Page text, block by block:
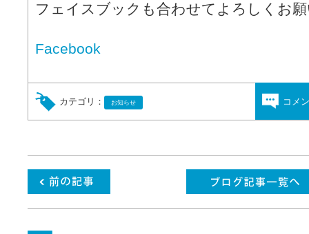
フェイスブックも合わせてよろしくお
Facebook
カテゴリ： お知らせ コメ